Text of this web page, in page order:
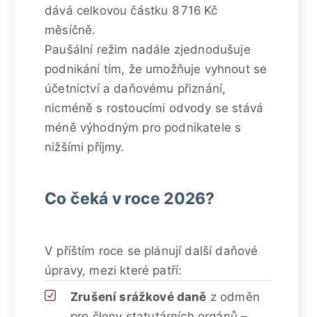
dává celkovou částku 8 716 Kč
měsíčně.
Paušální režim nadále zjednodušuje
podnikání tím, že umožňuje vyhnout se
účetnictví a daňovému přiznání,
nicméně s rostoucími odvody se stává
méně výhodným pro podnikatele s
nižšími příjmy.
Co čeká v roce 2026?
V příštím roce se plánují další daňové
úpravy, mezi které patří:
Zrušení srážkové daně z odměn